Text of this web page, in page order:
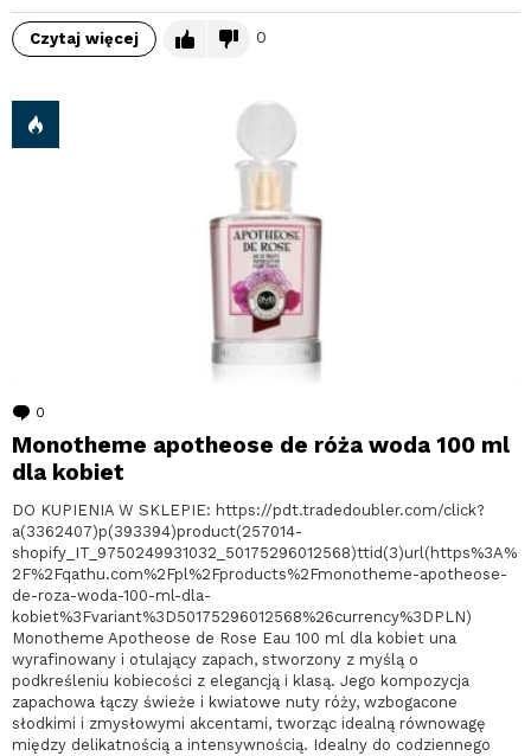
Czytaj więcej 0
0
Monotheme apotheose de róża woda 100 ml
dla kobiet
DO KUPIENIA W SKLEPIE: https://pdt.tradedoubler.com/click?
a(3362407)p(393394)product(257014-
shopify_IT_9750249931032_50175296012568)ttid(3)url(https%3A%
2F%2Fqathu.com%2Fpl%2Fproducts%2Fmonotheme-apotheose-
de-roza-woda-100-ml-dla-
kobiet%3Fvariant%3D50175296012568%26currency%3DPLN)
Monotheme Apotheose de Rose Eau 100 ml dla kobiet una
wyrafinowany i otulający zapach, stworzony z myślą o
podkreśleniu kobiecości z elegancją i klasą. Jego kompozycja
zapachowa łączy świeże i kwiatowe nuty róży, wzbogacone
słodkimi i zmysłowymi akcentami, tworząc idealną równowagę
między delikatnością a intensywnością. Idealny do codziennego